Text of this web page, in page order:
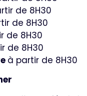
de 8H30
de 8H30
de 8H30
de 8H30
à partir de 8H30